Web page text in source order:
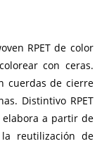
RPET de color
con ceras.
cuerdas de cierre
Distintivo RPET
elabora a partir de
reutilización de